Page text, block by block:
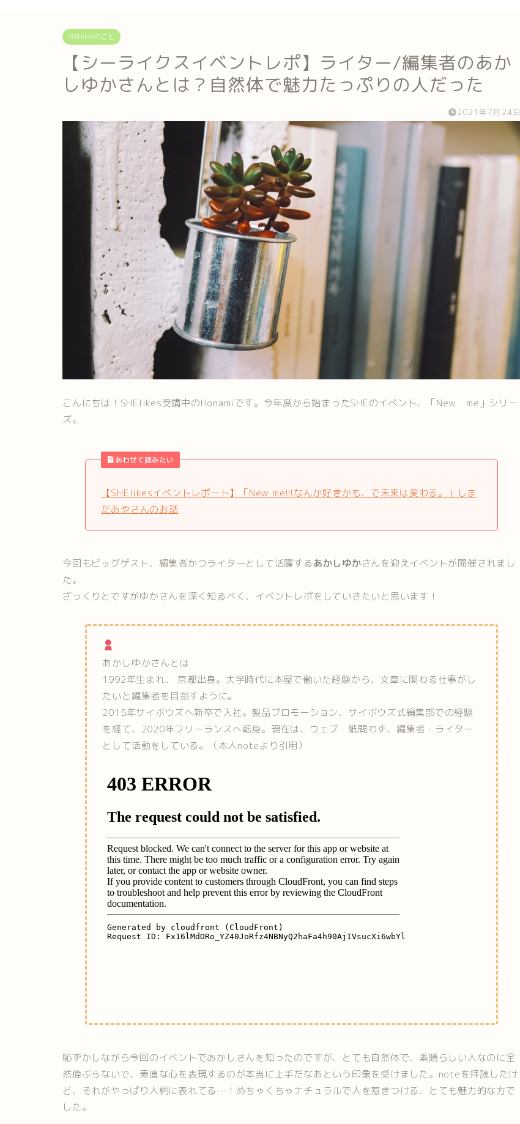
SHElikesのこと
【シーライクスイベントレポ】ライター/編集者のあか
しゆかさんとは？自然体で魅力たっぷりの人だった
2021年7月24日
こんにちは！SHElikes受講中のHonamiです。今年度から始まったSHEのイベント、「New me」シリー
ズ。
あわせて読みたい
【SHElikesイベントレポート】「New me!!!なんか好きかも、で未来は変わる。」しま
だあやさんのお話
今回もビッグゲスト、編集者かつライターとして活躍するあかしゆかさんを迎えイベントが開催されまし
た。
ざっくりとですがゆかさんを深く知るべく、イベントレポをしていきたいと思います！
あかしゆかさんとは
1992年生まれ、 京都出身。大学時代に本屋で働いた経験から、文章に関わる仕事がし
たいと編集者を目指すように。
2015年サイボウズへ新卒で入社。製品プロモーション、サイボウズ式編集部での経験
を経て、2020年フリーランスへ転身。現在は、ウェブ・紙問わず、編集者・ライター
として活動をしている。（本人noteより引用）
恥ずかしながら今回のイベントであかしさんを知ったのですが、とても自然体で、素晴らしい人なのに全
然偉ぶらないで、素直な心を表現するのが本当に上手だなあという印象を受けました。noteを拝読したけ
ど、それがやっぱり人柄に表れてる…！めちゃくちゃナチュラルで人を惹きつける、とても魅力的な方で
した。